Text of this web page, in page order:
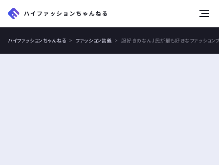
ハイファッションちゃんねる ファッション談義 服好きのなんJ民が最も好きなファッション